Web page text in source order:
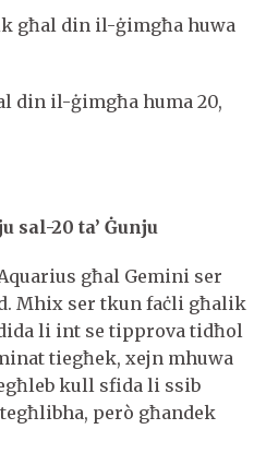
għal din il-ġimgħa huwa
din il-ġimgħa huma 20,
sal-20 ta’ Ġunju
għal Gemini ser
Mhix ser tkun faċli għalik
li int se tipprova tidħol
tiegħek, xejn mhuwa
kull sfida li ssib
però għandek